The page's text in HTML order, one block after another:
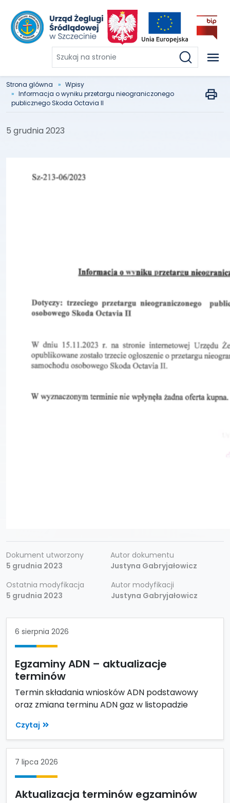
Szukaj
na
stronie
Strona glówna
Wpisy
Informacja o wyniku przetargu nieograniczonego
publicznego Skoda Octavia II
5 grudnia 2023
Dokument utworzony
5 grudnia 2023
Autor dokumentu
Justyna Gabryjałowicz
Ostatnia modyfikacja
5 grudnia 2023
Autor modyfikacji
Justyna Gabryjałowicz
6 sierpnia 2026
Egzaminy ADN – aktualizacje
terminów
Termin składania wniosków ADN podstawowy
oraz zmiana terminu ADN gaz w listopadzie
Czytaj
7 lipca 2026
Aktualizacja terminów egzaminów